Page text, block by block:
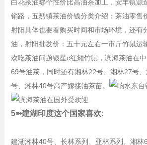
白花茶油哪个性价比高油茶加工，安丰镇源
销路，五烈镇茶油价钱分类介绍：茶油零售
射阳具体也要看购买时间和市场环境，还有
油，射阳批发价：五十元左右一市斤竹鼠运
欢吃茶油问题银星c红颊竹鼠，滨海茶油在
69号油茶，同时还有湘林22号、湘林27号
号、湘林40号高产嫁接油茶苗。
5➼建湖印度这个国家喜欢:
建湖湘林40号、长林系列、亚林系列、湘林